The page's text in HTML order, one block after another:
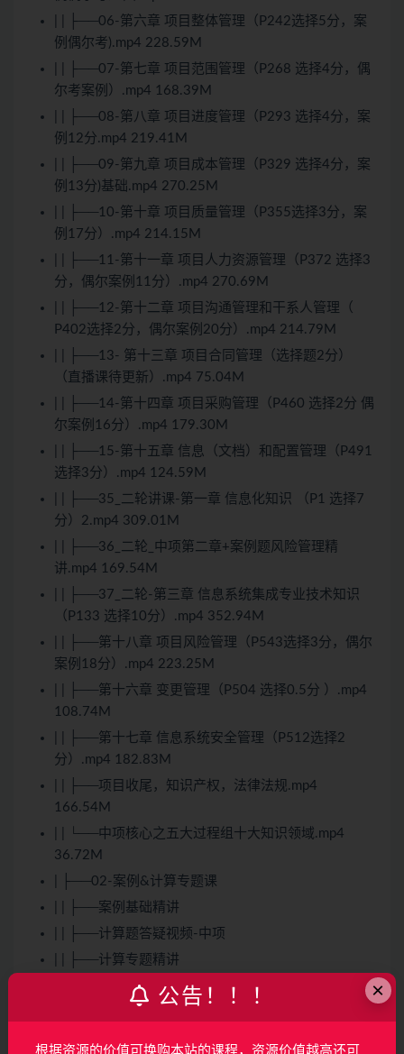
| | ├──06-第六章 项目整体管理（P242选择5分，案
例偶尔考).mp4 228.59M
| | ├──07-第七章 项目范围管理（P268 选择4分，偶
尔考案例）.mp4 168.39M
| | ├──08-第八章 项目进度管理（P293 选择4分，案
例12分.mp4 219.41M
| | ├──09-第九章 项目成本管理（P329 选择4分，案
例13分)基础.mp4 270.25M
| | ├──10-第十章 项目质量管理（P355选择3分，案
例17分）.mp4 214.15M
| | ├──11-第十一章 项目人力资源管理（P372 选择3
分，偶尔案例11分）.mp4 270.69M
| | ├──12-第十二章 项目沟通管理和干系人管理（
P402选择2分，偶尔案例20分）.mp4 214.79M
| | ├──13- 第十三章 项目合同管理（选择题2分）
（直播课待更新）.mp4 75.04M
| | ├──14-第十四章 项目采购管理（P460 选择2分 偶
尔案例16分）.mp4 179.30M
| | ├──15-第十五章 信息（文档）和配置管理（P491
选择3分）.mp4 124.59M
| | ├──35_二轮讲课-第一章 信息化知识 （P1 选择7
分）2.mp4 309.01M
| | ├──36_二轮_中项第二章+案例题风险管理精
讲.mp4 169.54M
| | ├──37_二轮-第三章 信息系统集成专业技术知识
（P133 选择10分）.mp4 352.94M
| | ├──第十八章 项目风险管理（P543选择3分，偶尔
案例18分）.mp4 223.25M
| | ├──第十六章 变更管理（P504 选择0.5分 ）.mp4
108.74M
| | ├──第十七章 信息系统安全管理（P512选择2
分）.mp4 182.83M
| | ├──项目收尾，知识产权，法律法规.mp4
166.54M
| | └──中项核心之五大过程组十大知识领域.mp4
36.72M
| ├──02-案例&计算专题课
| | ├──案例基础精讲
| | ├──计算题答疑视频-中项
| | ├──计算专题精讲
| | └──中项-非计算题案例视频
×
公告！！！
根据资源的价值可换购本站的课程，资源价值越高还可